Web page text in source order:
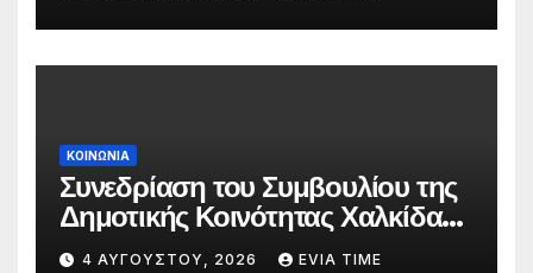
ΚΟΙΝΩΝΙΑ
Συνεδρίαση του Συμβουλίου της
Δημοτικής Κοινότητας Χαλκίδας
την 5 Αυγούστου
4 ΑΥΓΟΎΣΤΟΥ, 2026 EVIA TIME